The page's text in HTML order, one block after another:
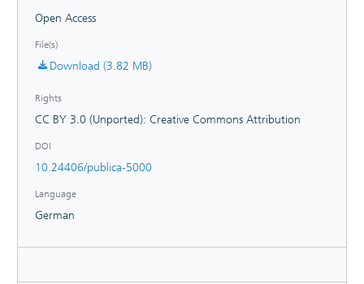
Open Access
File(s)
Download (3.82 MB)
Rights
CC BY 3.0 (Unported): Creative Commons Attribution
DOI
10.24406/publica-5000
Language
German